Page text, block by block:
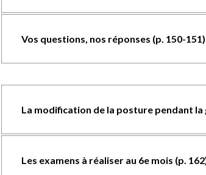
Vos questions, nos réponses (p. 150-151)
La modification de la posture pendant la
Les examens à réaliser au 6e mois (p.